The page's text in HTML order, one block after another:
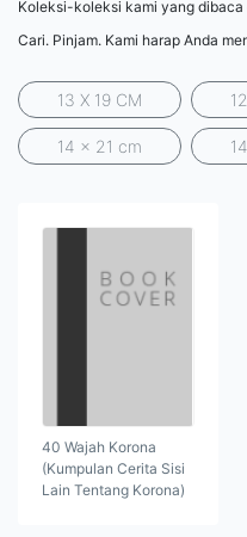
Koleksi-koleksi kami yang
Cari. Pinjam. Kami harap Anda
13 X 19 CM
14 x 21 cm
40 Wajah Korona
(Kumpulan Cerita Sisi
Lain Tentang Korona)